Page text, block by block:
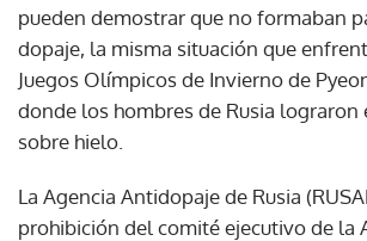
pueden demostrar que no formaban
dopaje, la misma situación que
Juegos Olímpicos de Invierno de
donde los hombres de Rusia lograron
sobre hielo.
La Agencia Antidopaje de Rusia
prohibición del comité ejecutivo de la